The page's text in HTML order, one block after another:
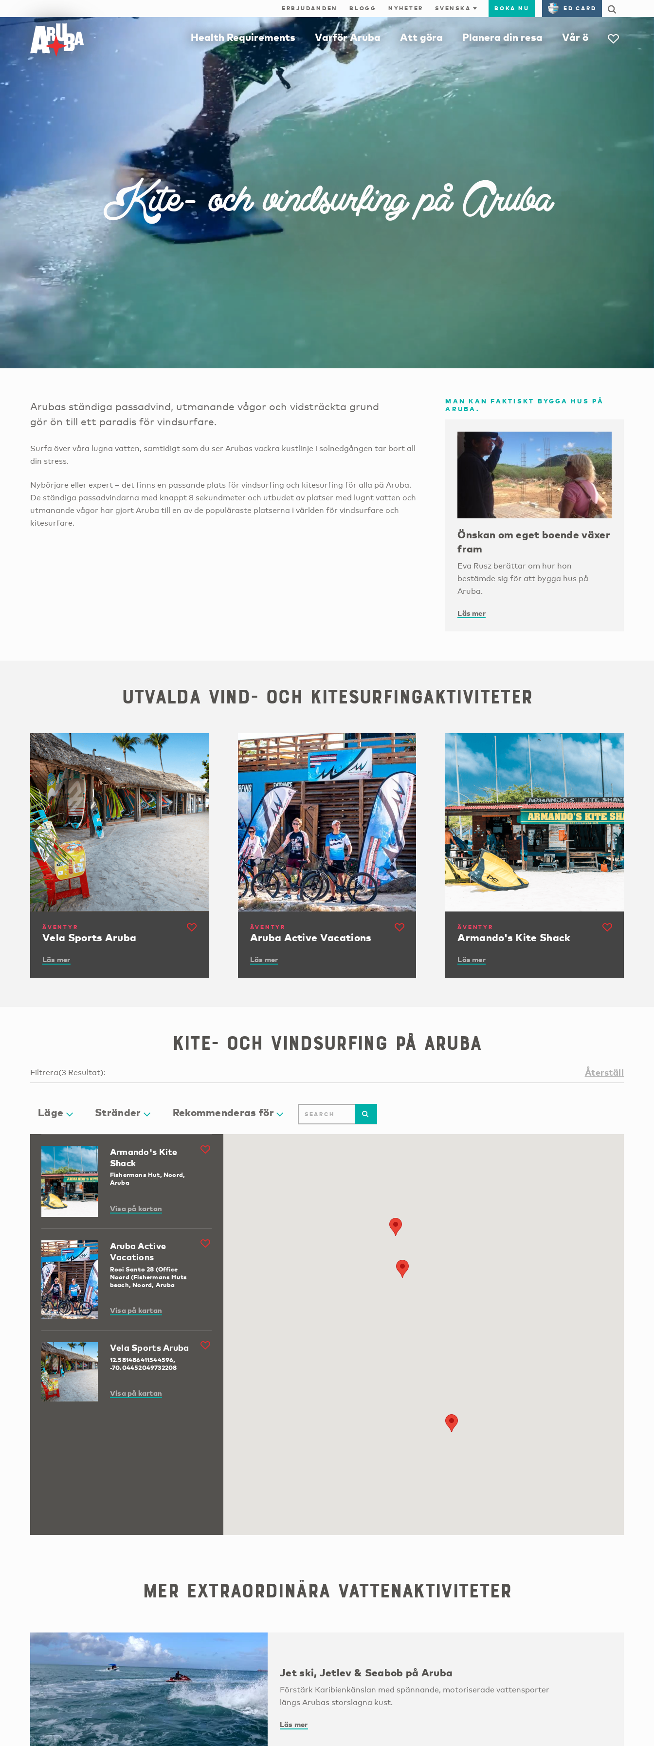
ERBJUDANDEN BLOGG NYHETER BOKA NU ED CARD
Health Requirements Varför Aruba Att göra Planera din resa Vår ö
Kite- och vindsurfing på Aruba
Arubas ständiga passadvind, utmanande vågor och vidsträckta grund
gör ön till ett paradis för vindsurfare.
Surfa över våra lugna vatten, samtidigt som du ser Arubas vackra kustlinje i solnedgången tar bort all
din stress.
Nybörjare eller expert – det finns en passande plats för vindsurfing och kitesurfing för alla på Aruba.
De ständiga passadvindarna med knappt 8 sekundmeter och utbudet av platser med lugnt vatten och
utmanande vågor har gjort Aruba till en av de populäraste platserna i världen för vindsurfare och
kitesurfare.
MAN KAN FAKTISKT BYGGA HUS PÅ
ARUBA.
Önskan om eget boende växer
fram
Eva Rusz berättar om hur hon
bestämde sig för att bygga hus på
Aruba.
Läs mer
Utvalda vind- och kitesurfingaktiviteter
ÄVENTYR
Vela Sports Aruba
Läs mer
ÄVENTYR
Aruba Active Vacations
Läs mer
ÄVENTYR
Armando's Kite Shack
Läs mer
Kite- och vindsurfing på Aruba
Filtrera(3 Resultat): Återställ
Läge Stränder Rekommenderas för
Armando's Kite
Shack
Fishermans Hut, Noord,
Aruba
Visa på kartan
Aruba Active
Vacations
Rooi Santo 28 (Office
Noord (Fishermans Huts
beach, Noord, Aruba
Visa på kartan
Vela Sports Aruba
12.581486411544596,
-70.04452049732208
Visa på kartan
Mer extraordinära vattenaktiviteter
Jet ski, Jetlev & Seabob på Aruba
Förstärk Karibienkänslan med spännande, motoriserade vattensporter
längs Arubas storslagna kust.
Läs mer